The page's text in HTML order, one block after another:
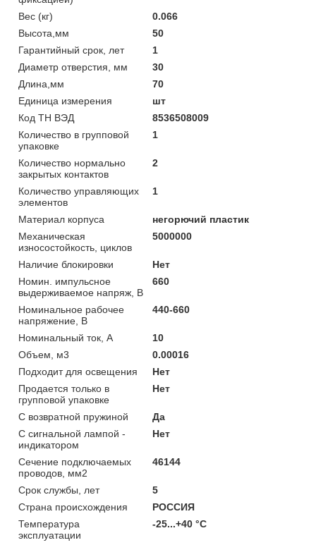
Вес (кг)
0.066
Высота,мм
50
Гарантийный срок, лет
1
Диаметр отверстия, мм
30
Длина,мм
70
Единица измерения
шт
Код ТН ВЭД
8536508009
Количество в групповой
упаковке
1
Количество нормально
закрытых контактов
2
Количество управляющих
элементов
1
Материал корпуса
негорючий пластик
Механическая
износостойкость, циклов
5000000
Наличие блокировки
Нет
Номин. импульсное
выдерживаемое напряж, В
660
Номинальное рабочее
напряжение, В
440-660
Номинальный ток, А
10
Объем, м3
0.00016
Подходит для освещения
Нет
Продается только в
групповой упаковке
Нет
С возвратной пружиной
Да
С сигнальной лампой -
индикатором
Нет
Сечение подключаемых
проводов, мм2
46144
Срок службы, лет
5
Страна происхождения
РОССИЯ
Температура
эксплуатации
-25...+40 °C